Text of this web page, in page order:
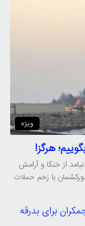
ویژه
هرگز!
از خنکا و آرامش
با زخم حملات
برای بدرقه